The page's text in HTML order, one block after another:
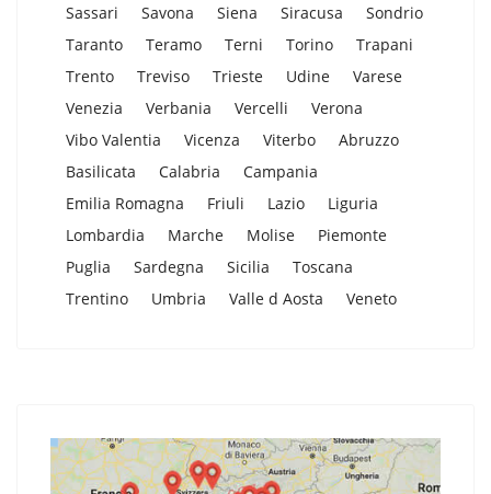
Sassari
Savona Siena Siracusa
Sondrio
Taranto
Teramo Terni Torino
Trapani
Trento
Treviso Trieste Udine
Varese
Venezia
Verbania Vercelli
Verona
Vibo Valentia
Vicenza Viterbo
Abruzzo
Basilicata
Calabria
Campania
Emilia Romagna
Friuli Lazio
Liguria
Lombardia
Marche Molise
Piemonte
Puglia
Sardegna Sicilia
Toscana
Trentino
Umbria Valle d Aosta Veneto